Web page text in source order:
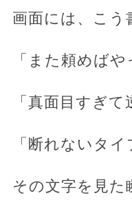
画面には、こう
「また頼めば
「真面目すぎて
「断れないタ
その文字を見た